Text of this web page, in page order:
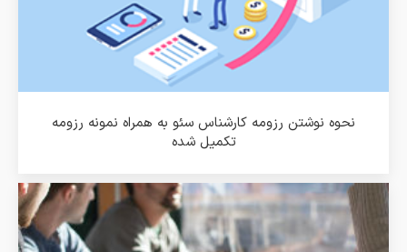
نحوه نوشتن رزومه کارشناس سئو به همراه نمونه رزومه
تکمیل شده